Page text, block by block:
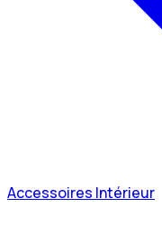
Accessoires Intérieur